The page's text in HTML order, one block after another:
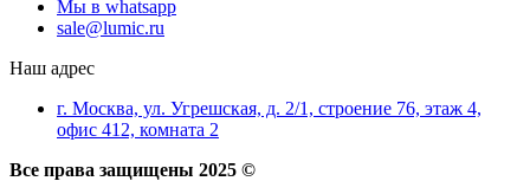
Мы в whatsapp
sale@lumic.ru
Наш адрес
г. Москва, ул. Угрешская, д. 2/1, строение 76, этаж 4,
офис 412, комната 2
Все права защищены 2025 ©